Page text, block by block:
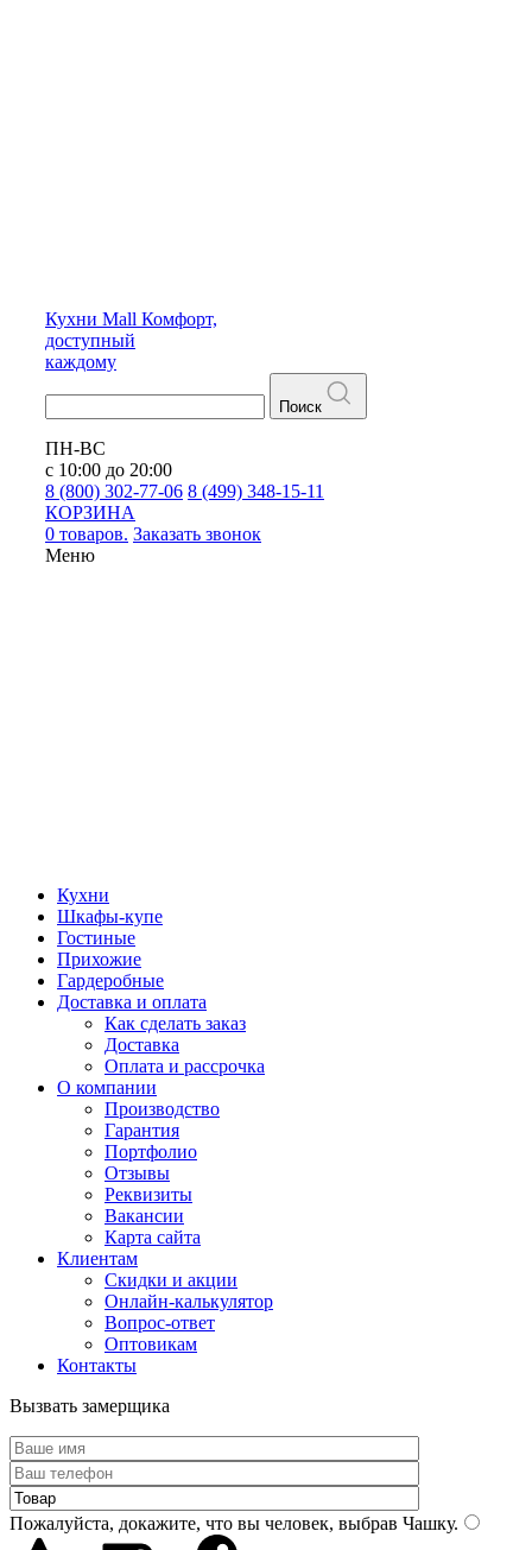
Кухни Mall Комфорт,
доступный
каждому
Поиск
ПН-ВС
с 10:00 до 20:00
8 (800) 302-77-06 8 (499) 348-15-11
КОРЗИНА
0 товаров. Заказать звонок
Меню
Кухни
Шкафы-купе
Гостиные
Прихожие
Гардеробные
Доставка и оплата
Как сделать заказ
Доставка
Оплата и рассрочка
О компании
Производство
Гарантия
Портфолио
Отзывы
Реквизиты
Вакансии
Карта сайта
Клиентам
Скидки и акции
Онлайн-калькулятор
Вопрос-ответ
Оптовикам
Контакты
Вызвать замерщика
Пожалуйста, докажите, что вы человек, выбрав Чашку.